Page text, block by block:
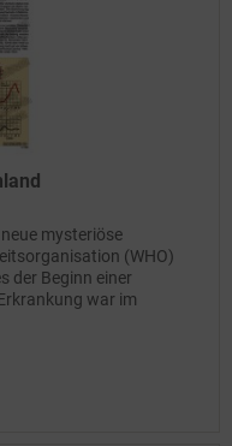
mysteriöse
(WHO)
der Beginn einer
war im